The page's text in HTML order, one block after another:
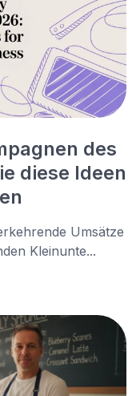
des
diese Ideen
Umsätze
Kleinunte...